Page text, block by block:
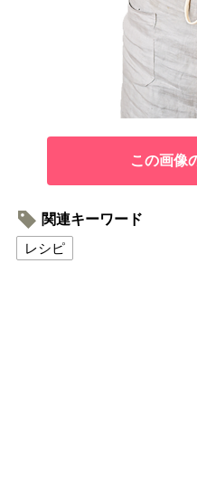
この画像
関連キーワード
レシピ